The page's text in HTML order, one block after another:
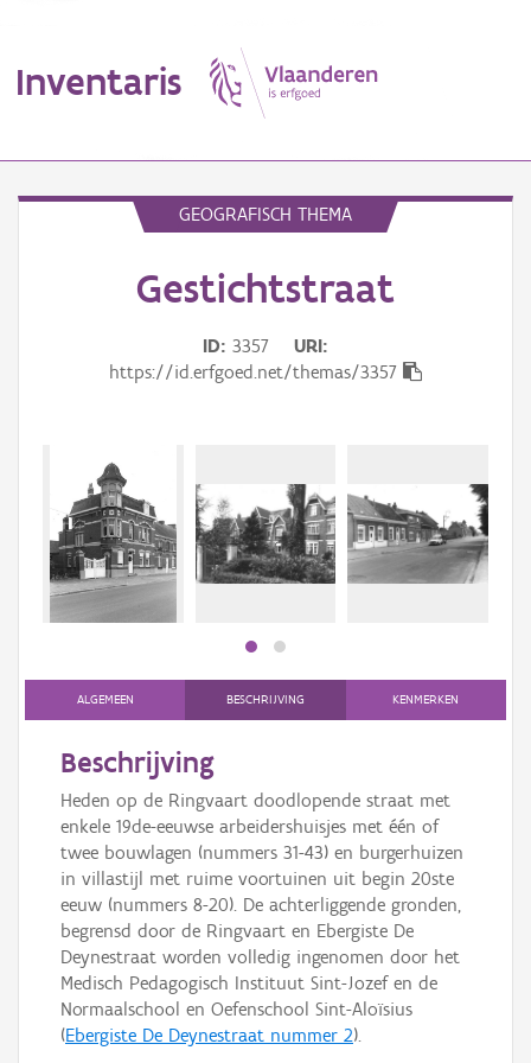
Inventaris
Gebeurtenis
Persoon of collectief
Downloads
Aanmelden
GEOGRAFISCH THEMA
Gestichtstraat
ID 3357
URI
https://id.erfgoed.net/themas/3357
ALGEMEEN BESCHRIJVING KENMERKEN
Beschrijving
Heden op de Ringvaart doodlopende straat met
enkele 19de-eeuwse arbeidershuisjes met één of
twee bouwlagen (nummers 31-43) en burgerhuizen
in villastijl met ruime voortuinen uit begin 20ste
eeuw (nummers 8-20). De achterliggende gronden,
begrensd door de Ringvaart en Ebergiste De
Deynestraat worden volledig ingenomen door het
Medisch Pedagogisch Instituut Sint-Jozef en de
Normaalschool en Oefenschool Sint-Aloïsius
(Ebergiste De Deynestraat nummer 2).